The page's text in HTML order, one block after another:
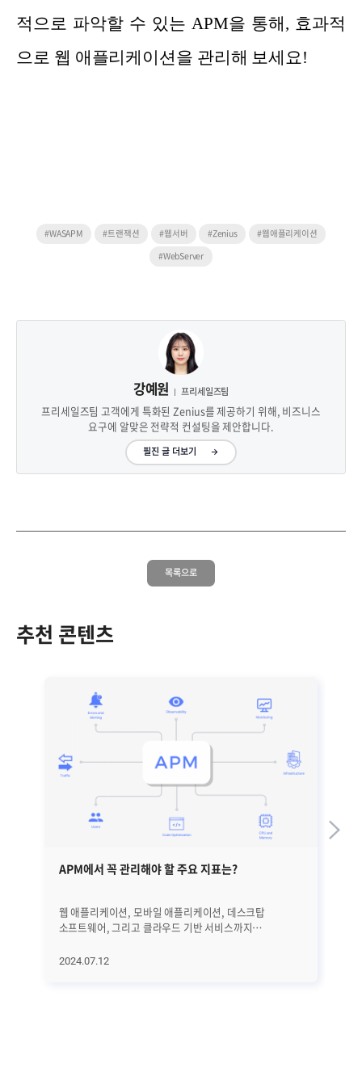
적으로 파악할 수 있는 APM을 통해, 효과적
으로 웹 애플리케이션을 관리해 보세요!
#WASAPM #트랜잭션 #웹서버 #Zenius
#웹애플리케이션
#WebServer
강예원 프리세일즈팀
프리세일즈팀 고객에게 특화된 Zenius를 제공하기 위해, 비즈니스
요구에 알맞은 전략적 컨설팅을 제안합니다.
필진 글 더보기
목록으로
추천 콘텐츠
APM에서 꼭 관리해야 할 주요 지표는?
웹 애플리케이션, 모바일 애플리케이션, 데스크탑
소프트웨어, 그리고 클라우드 기반 서비스까지
있습니다. 온라인 쇼핑, OTT, 게임, 금융, SNS, 기업 ERP
2024.07.12